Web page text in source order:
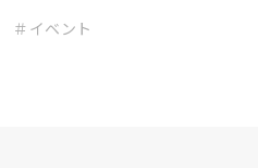
＃イベント